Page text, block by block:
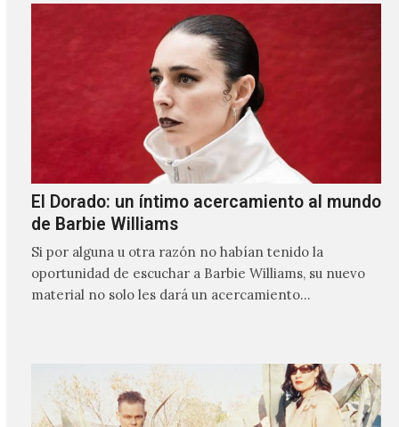
El Dorado: un íntimo acercamiento al mundo
de Barbie Williams
Si por alguna u otra razón no habían tenido la
oportunidad de escuchar a Barbie Williams, su nuevo
material no solo les dará un acercamiento…